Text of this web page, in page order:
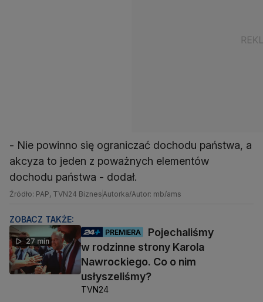
- Nie powinno się ograniczać dochodu państwa, a
akcyza to jeden z poważnych elementów
dochodu państwa - dodał.
Źródło: PAP, TVN24 BiznesAutorka/Autor: mb/ams
ZOBACZ TAKŻE:
27 min
PREMIERA
Pojechaliśmy
w rodzinne strony Karola
Nawrockiego. Co o nim
usłyszeliśmy?
TVN24